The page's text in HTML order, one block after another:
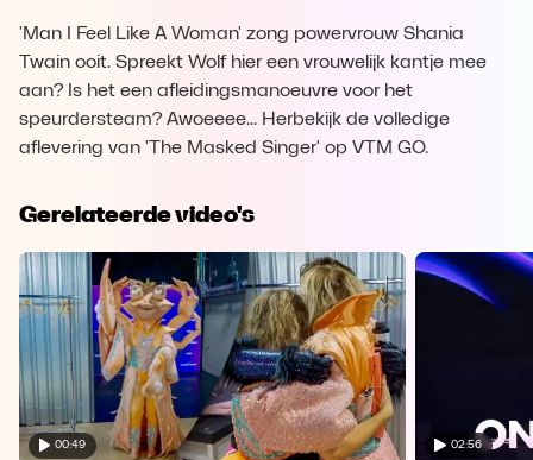
'Man I Feel Like A Woman' zong powervrouw Shania
Twain ooit. Spreekt Wolf hier een vrouwelijk kantje mee
aan? Is het een afleidingsmanoeuvre voor het
speurdersteam? Awoeeee... Herbekijk de volledige
aflevering van 'The Masked Singer' op VTM GO.
Gerelateerde video's
00:49 02:56